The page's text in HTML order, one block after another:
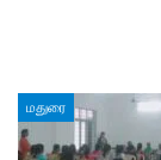
மதுரை